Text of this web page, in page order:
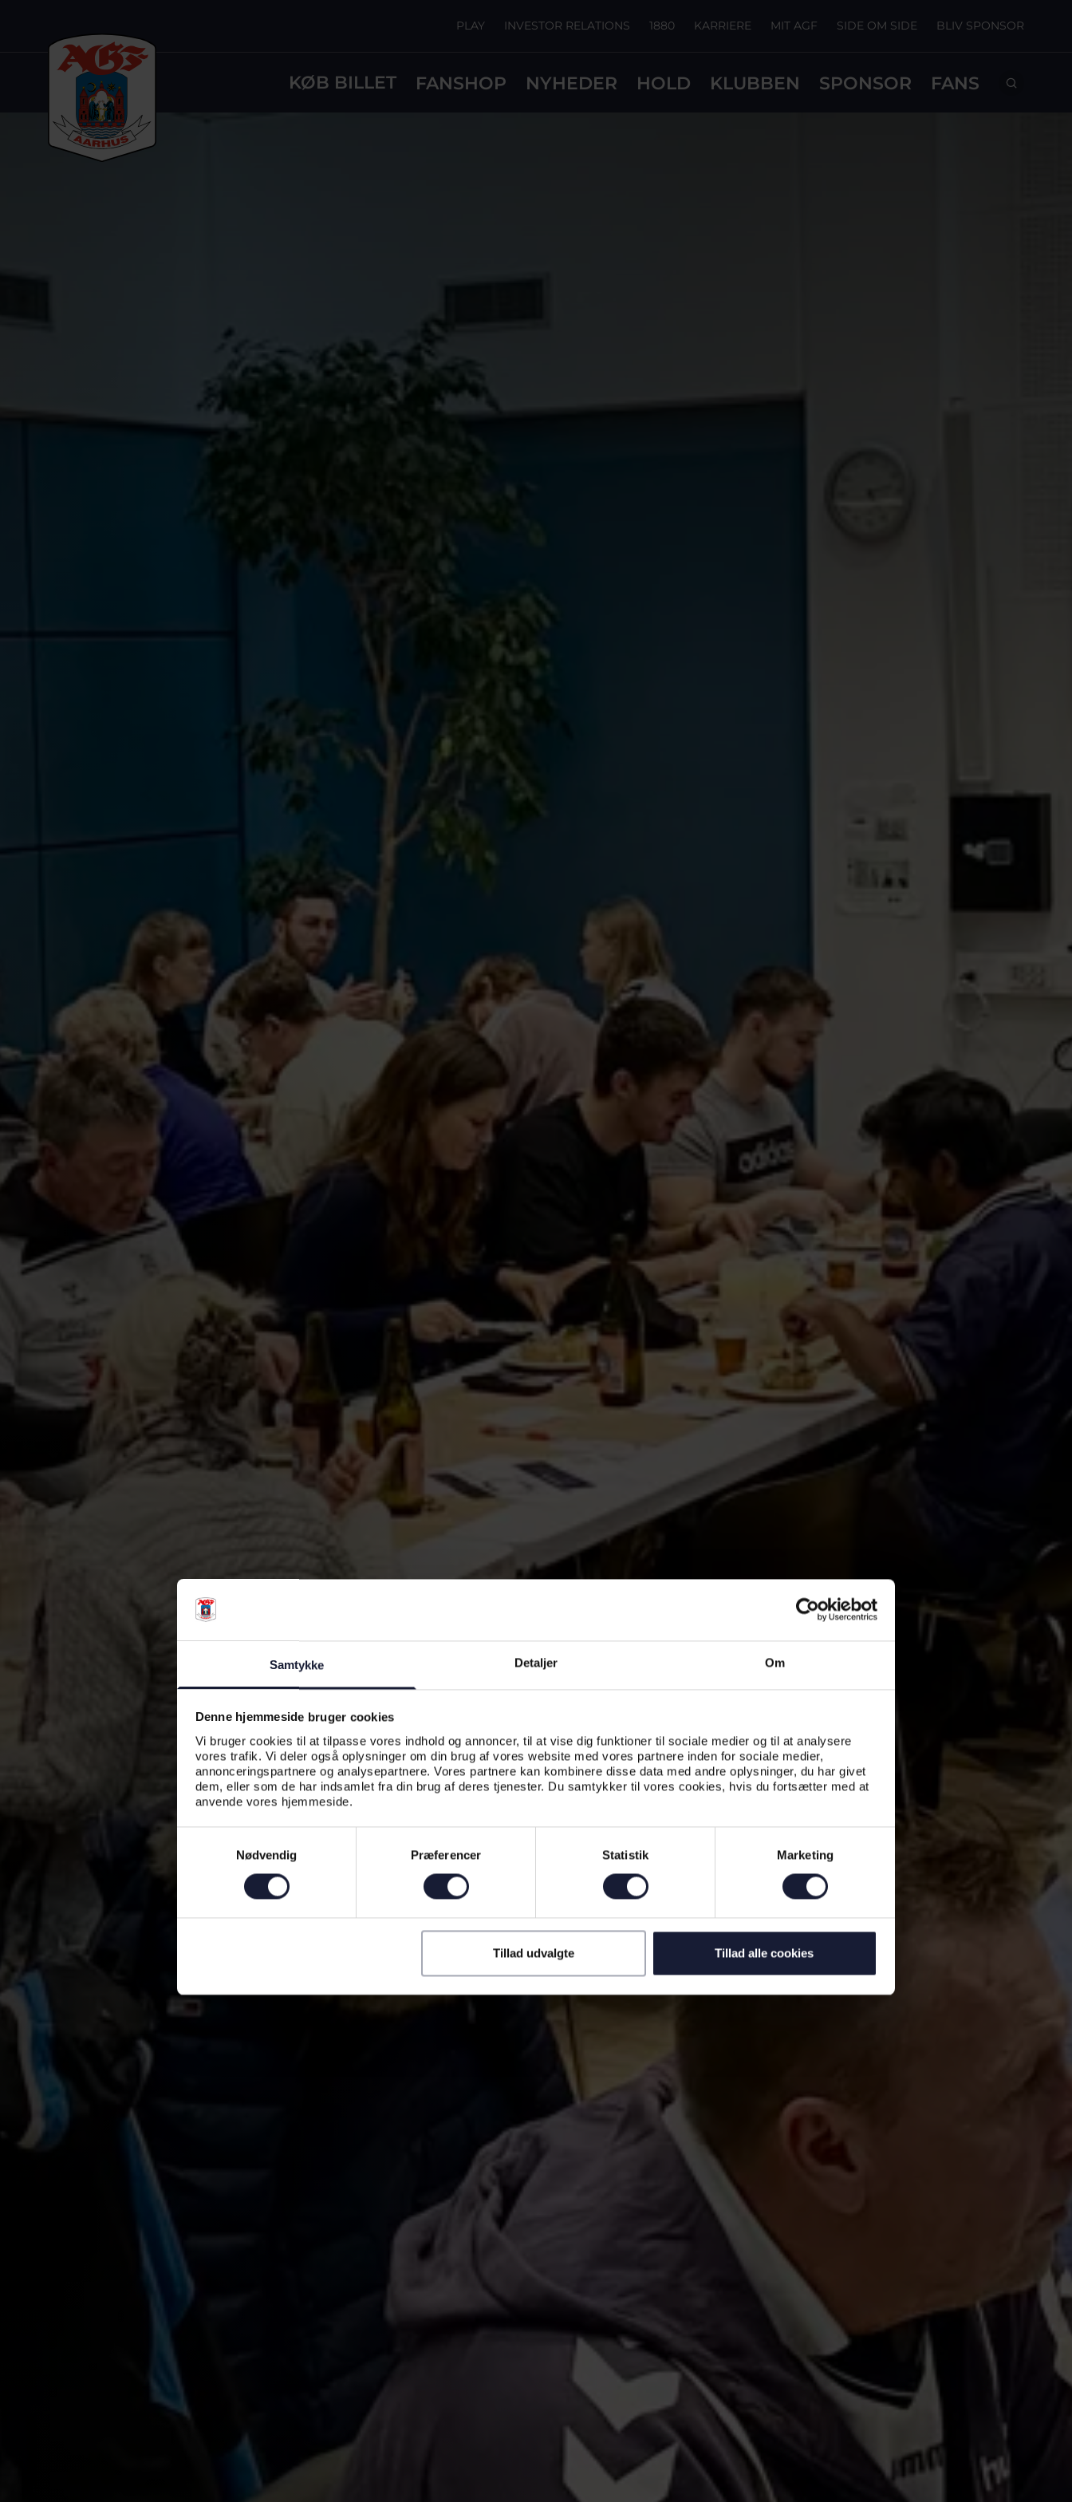
Samtykke Detaljer Om
Denne hjemmeside bruger cookies
Vi bruger cookies til at tilpasse vores indhold og annoncer, til at vise dig funktioner til sociale medier og til at analysere
vores trafik. Vi deler også oplysninger om din brug af vores website med vores partnere inden for sociale medier,
annonceringspartnere og analysepartnere. Vores partnere kan kombinere disse data med andre oplysninger, du har givet
dem, eller som de har indsamlet fra din brug af deres tjenester. Du samtykker til vores cookies, hvis du fortsætter med at
anvende vores hjemmeside.
Nødvendig
Præferencer Statistik Marketing
Tillad udvalgte Tillad alle cookies
KØB BILLET FANSHOP NYHEDER HOLD KLUBBEN SPONSOR FANS
PLAY INVESTOR RELATIONS 1880 KARRIERE MIT AGF SIDE OM SIDE BLIV SPONSOR